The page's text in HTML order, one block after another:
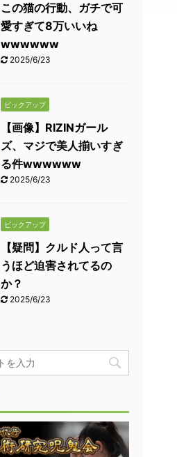
この猫の行動、ガチで可
愛すぎて8万いいね
wwwwww
2025/6/23
ピックアップ
【画像】RIZINガール
ズ、マジで美人揃いすぎ
る件wwwwww
2025/6/23
ピックアップ
【疑問】クルド人って言
うほど迫害されてるの
か？
2025/6/23